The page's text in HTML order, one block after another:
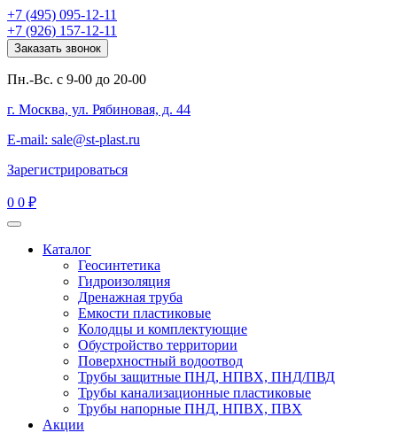
+7 (495) 095-12-11
+7 (926) 157-12-11
Заказать звонок
Пн.-Вс. с 9-00 до 20-00
г. Москва, ул. Рябиновая, д. 44
E-mail: sale@st-plast.ru
Зарегистрироваться
0 0 ₽
Каталог
Геосинтетика
Гидроизоляция
Дренажная труба
Емкости пластиковые
Колодцы и комплектующие
Обустройство территории
Поверхностный водоотвод
Трубы защитные ПНД, НПВХ, ПНД/ПВД
Трубы канализационные пластиковые
Трубы напорные ПНД, НПВХ, ПВХ
Акции